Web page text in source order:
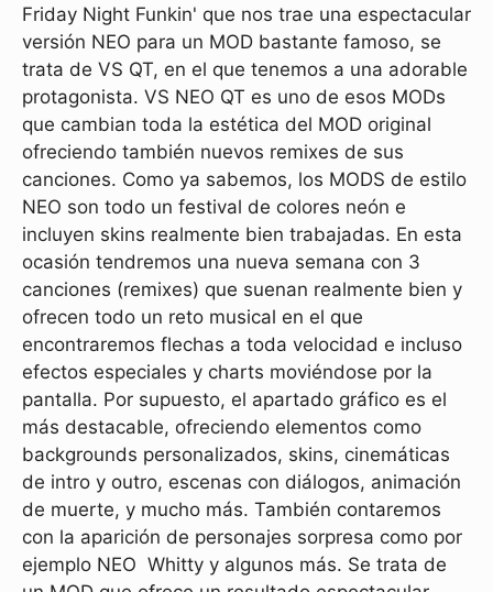
Friday Night Funkin' que nos trae una espectacular
versión NEO para un MOD bastante famoso, se
trata de VS QT, en el que tenemos a una adorable
protagonista. VS NEO QT es uno de esos MODs
que cambian toda la estética del MOD original
ofreciendo también nuevos remixes de sus
canciones. Como ya sabemos, los MODS de estilo
NEO son todo un festival de colores neón e
incluyen skins realmente bien trabajadas. En esta
ocasión tendremos una nueva semana con 3
canciones (remixes) que suenan realmente bien y
ofrecen todo un reto musical en el que
encontraremos flechas a toda velocidad e incluso
efectos especiales y charts moviéndose por la
pantalla. Por supuesto, el apartado gráfico es el
más destacable, ofreciendo elementos como
backgrounds personalizados, skins, cinemáticas
de intro y outro, escenas con diálogos, animación
de muerte, y mucho más. También contaremos
con la aparición de personajes sorpresa como por
ejemplo NEO Whitty y algunos más. Se trata de